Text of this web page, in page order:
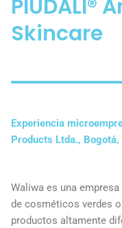
PIUDALÍ®
Skincare
Experiencia
Products Ltda., Bogotá,
Waliwa es una
de cosméticos verdes
productos altamente